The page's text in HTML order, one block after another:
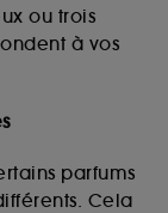
ou trois
à vos
parfums
Cela